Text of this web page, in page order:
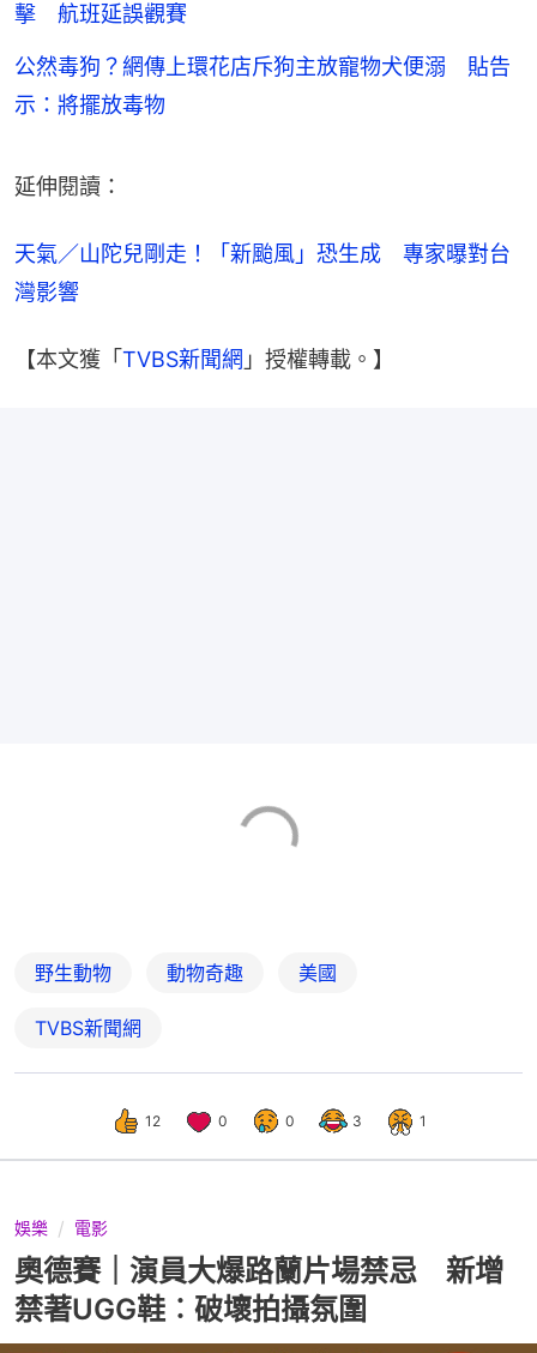
擊 航班延誤觀賽
公然毒狗？網傳上環花店斥狗主放寵物犬便溺 貼告
示：將擺放毒物
延伸閱讀：
天氣／山陀兒剛走！「新颱風」恐生成　專家曝對台
灣影響
【本文獲「 TVBS新聞網 」授權轉載。】
野生動物 動物奇趣 美國
TVBS新聞網
12 0 0 3 1
娛樂 電影
奧德賽｜演員大爆路蘭片場禁忌 新增
禁著UGG鞋︰破壞拍攝氛圍